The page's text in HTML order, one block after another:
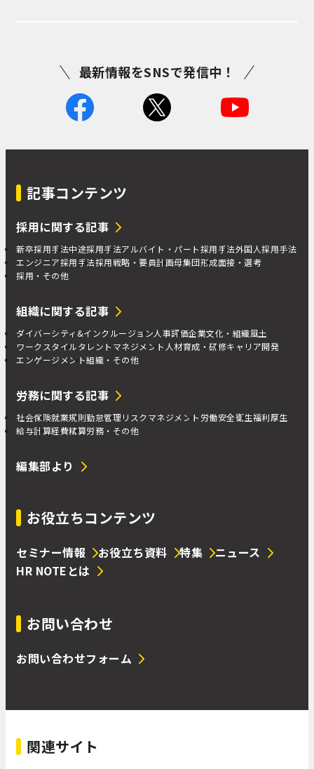
最新情報をSNSで発信中！
記事コンテンツ
採用に関する記事
新卒採用手法中途採用手法アルバイト・パート採用手法外国人採用手法
エンジニア採用手法採用戦略・要員計画母集団形成面接・選考
採用・その他
組織に関する記事
ダイバーシティ&インクルージョン人事評価企業文化・組織風土
ワークスタイルタレントマネジメント 人材育成・研修キャリア開発
エンゲージメント組織・その他
労務に関する記事
社会保険就業規則勤怠管理 リスクマネジメント 労働安全衛生福利厚生
給与計算経費精算労務・その他
編集部より
お役立ちコンテンツ
セミナー情報 お役立ち資料 特集
ニュース
HR NOTEとは
お問い合わせ
お問い合わせフォーム
関連サイト